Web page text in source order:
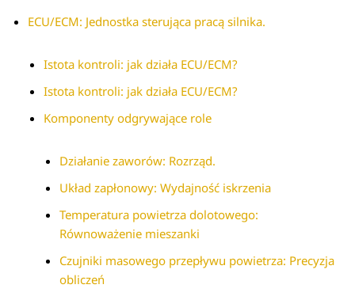
ECU/ECM: Jednostka sterująca pracą silnika.
Istota kontroli: jak działa ECU/ECM?
Istota kontroli: jak działa ECU/ECM?
Komponenty odgrywające role
Działanie zaworów: Rozrząd.
Układ zapłonowy: Wydajność iskrzenia
Temperatura powietrza dolotowego:
Równoważenie mieszanki
Czujniki masowego przepływu powietrza: Precyzja
obliczeń